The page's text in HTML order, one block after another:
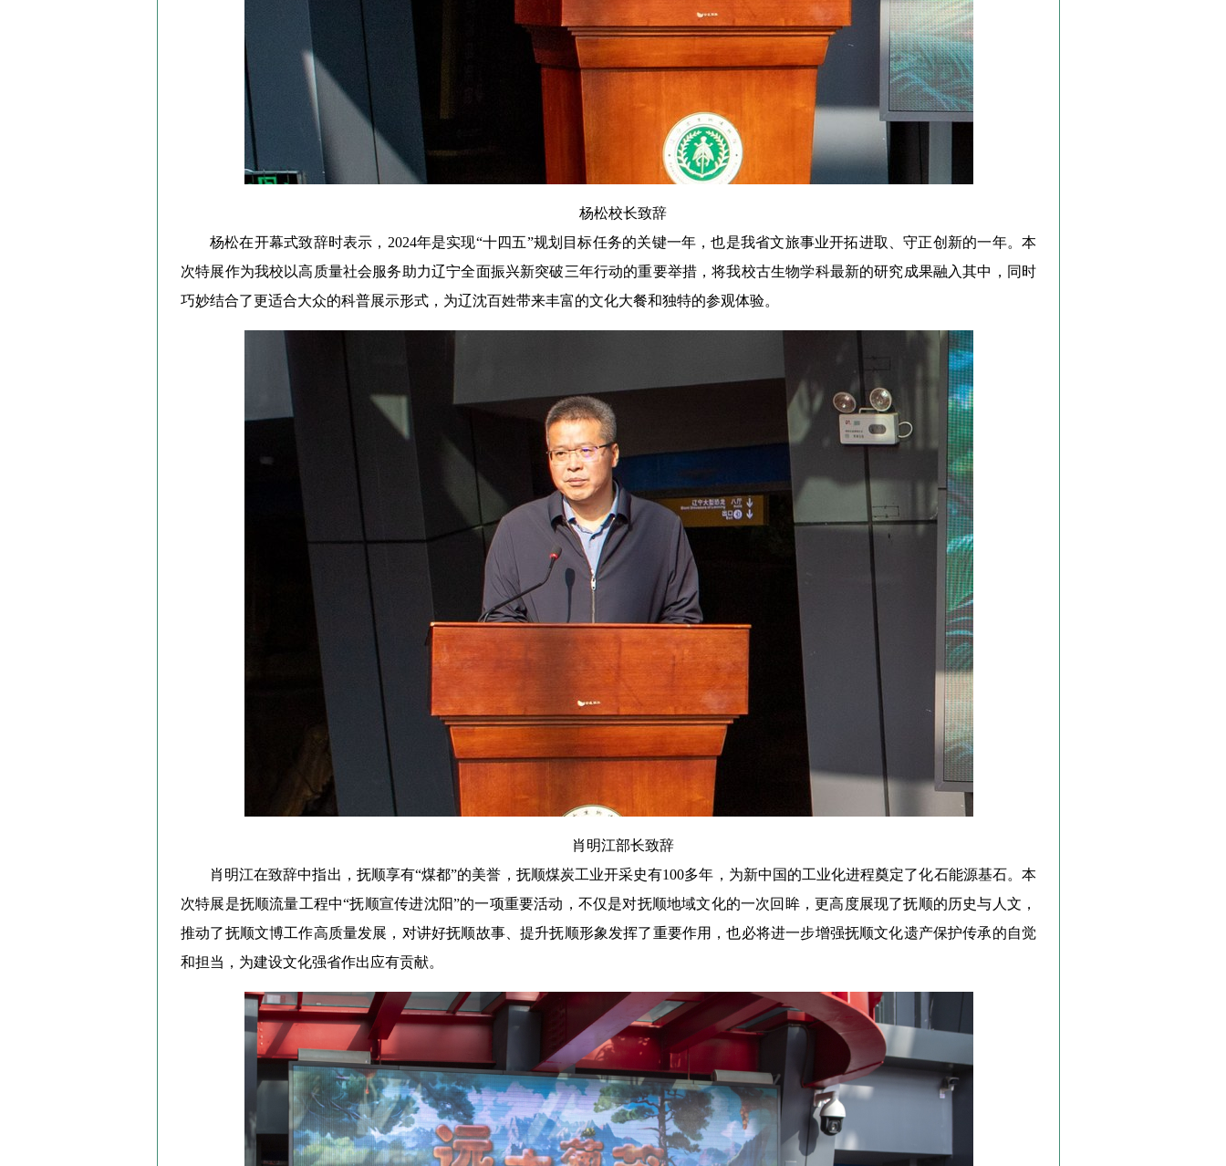
杨松校长致辞
杨松在开幕式致辞时表示，2024年是实现“十四五”规划目标任务的关键一年，也是我省文旅事业开拓进取、守正创新的一年。本
次特展作为我校以高质量社会服务助力辽宁全面振兴新突破三年行动的重要举措，将我校古生物学科最新的研究成果融入其中，同时
巧妙结合了更适合大众的科普展示形式，为辽沈百姓带来丰富的文化大餐和独特的参观体验。
肖明江部长致辞
肖明江在致辞中指出，抚顺享有“煤都”的美誉，抚顺煤炭工业开采史有100多年，为新中国的工业化进程奠定了化石能源基石。本
次特展是抚顺流量工程中“抚顺宣传进沈阳”的一项重要活动，不仅是对抚顺地域文化的一次回眸，更高度展现了抚顺的历史与人文，
推动了抚顺文博工作高质量发展，对讲好抚顺故事、提升抚顺形象发挥了重要作用，也必将进一步增强抚顺文化遗产保护传承的自觉
和担当，为建设文化强省作出应有贡献。